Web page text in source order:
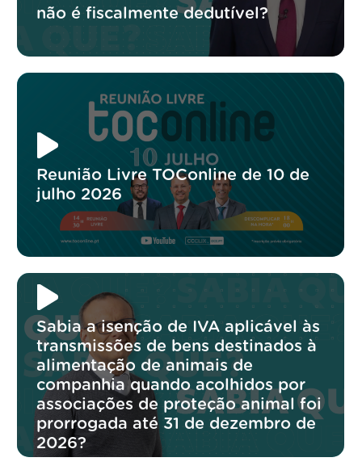
não é fiscalmente dedutível?
Reunião Livre TOConline de 10 de
julho 2026
Sabia a isenção de IVA aplicável às
transmissões de bens destinados à
alimentação de animais de
companhia quando acolhidos por
associações de proteção animal foi
prorrogada até 31 de dezembro de
2026?